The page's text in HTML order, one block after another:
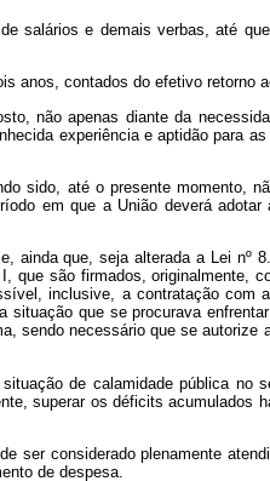
salários e demais verbas, até
anos, contados do efetivo retorno
não apenas diante da
experiência e aptidão para
sido, até o presente momento,
em que a União deverá
ainda que, seja alterada a Lei nº
são firmados, originalmente,
inclusive, a contratação com
que se procurava
necessário que se autorize
de calamidade pública no
superar os déficits acumulados
ser considerado plenamente
de despesa.